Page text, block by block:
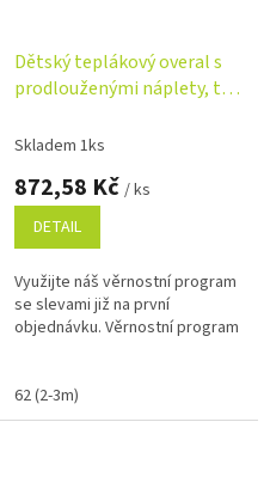
Dětský teplákový overal s
prodlouženými náplety, tm.
Skladem 1ks
872,58 Kč / ks
DETAIL
Využijte náš věrnostní program
se slevami již na první
objednávku. Věrnostní program
62 (2-3m)